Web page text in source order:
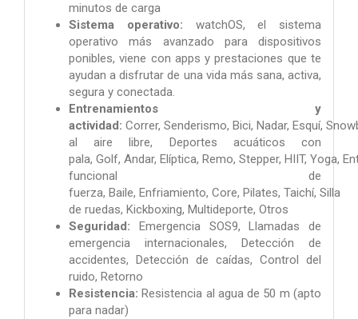
minutos de carga
Sistema operativo: watchOS, el sistema
operativo más avanzado para dispositivos
ponibles, viene con apps y prestaciones que te
ayudan a disfrutar de una vida más sana, activa,
segura y conectada.
Entrenamientos y
actividad: Correr, Senderismo, Bici, Nadar, Esquí,
al aire libre, Deportes acuáticos con
pala, Golf, Andar, Elíptica, Remo, Stepper, HIIT, Yoga,
funcional de
fuerza, Baile, Enfriamiento, Core, Pilates, Taichí, Silla
de ruedas, Kickboxing, Multideporte, Otros
Seguridad: Emergencia SOS9, Llamadas de
emergencia internacionales, Detección de
accidentes, Detección de caídas, Control del
ruido, Retorno
Resistencia: Resistencia al agua de 50 m (apto
para nadar)